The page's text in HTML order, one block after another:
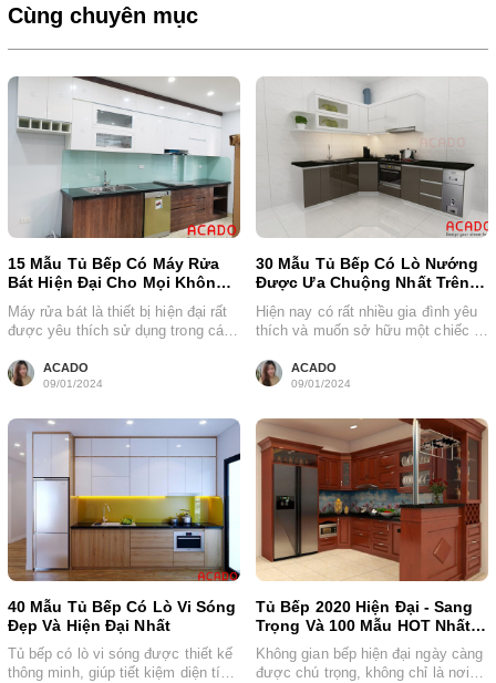
Cùng chuyên mục
15 Mẫu Tủ Bếp Có Máy Rửa
Bát Hiện Đại Cho Mọi Không
Gian Bếp
Máy rửa bát là thiết bị hiện đại rất
được yêu thích sử dụng trong các
ACADO
09/01/2024
30 Mẫu Tủ Bếp Có Lò Nướng
Được Ưa Chuộng Nhất Trên
Thị Trường
Hiện nay có rất nhiều gia đình yêu
thích và muốn sở hữu một chiếc lò
ACADO
09/01/2024
40 Mẫu Tủ Bếp Có Lò Vi Sóng
Đẹp Và Hiện Đại Nhất
Tủ bếp có lò vi sóng được thiết kế
thông minh, giúp tiết kiệm diện tích
Tủ Bếp 2020 Hiện Đại - Sang
Trọng Và 100 Mẫu HOT Nhất
Tại ACADO
Không gian bếp hiện đại ngày càng
được chú trọng, không chỉ là nơi